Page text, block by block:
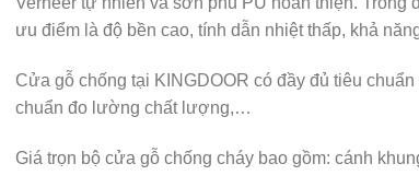
ưu điểm là độ bền cao, tính dẫn nhiệt thấp, khả
Cửa gỗ chống tại KINGDOOR có đầy đủ tiêu
chuẩn đo lường chất lượng,…
Giá trọn bộ cửa gỗ chống cháy bao gồm: cánh